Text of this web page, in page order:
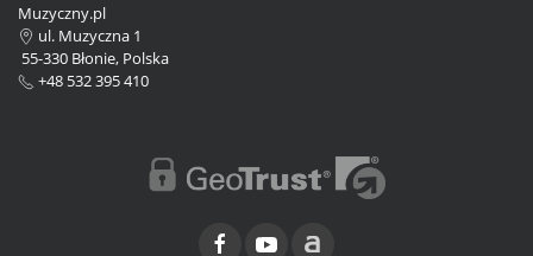
Muzyczny.pl
ul. Muzyczna 1
55-330 Błonie, Polska
+48 532 395 410